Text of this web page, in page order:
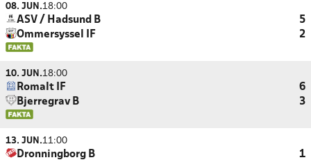
08. JUN.18:00
ASV / Hadsund B
5
Ommersyssel IF
2
10. JUN.18:00
Romalt IF
6
Bjerregrav B
3
13. JUN.11:00
Dronningborg B
1